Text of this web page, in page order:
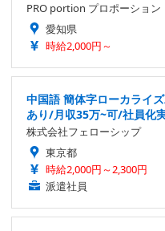
PRO portion プロポーション
愛知県
時給2,000円～
中国語 簡体字ローカライ
あり/月収35万~可/社員化
株式会社フェローシップ
東京都
時給2,000円～2,300円
派遣社員